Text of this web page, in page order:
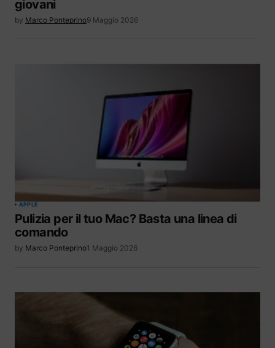
giovani
by Marco Ponteprino9 Maggio 2026
APPLE
Pulizia per il tuo Mac? Basta una linea di
comando
by Marco Ponteprino1 Maggio 2026